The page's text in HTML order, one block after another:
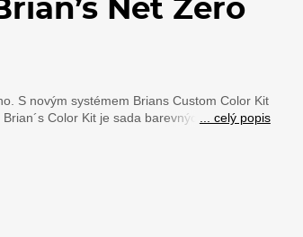
Net Zero
S novým systémem Brians Custom Color Kit
Color Kit je sada barevných...... celý popis